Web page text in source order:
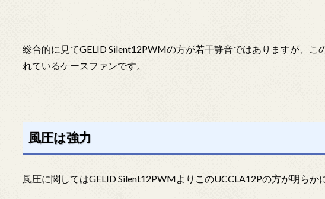
総合的に見てGELID Silent12PWMの方が若干静音ではありますが、こ
れているケースファンです。
風圧は強力
風圧に関してはGELID Silent12PWMよりこのUCCLA12Pの方が明らか